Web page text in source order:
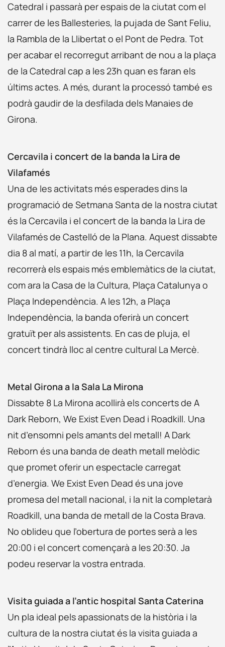
Catedral i passarà per espais de la ciutat com el
carrer de les Ballesteries, la pujada de Sant Feliu,
la Rambla de la Llibertat o el Pont de Pedra. Tot
per acabar el recorregut arribant de nou a la plaça
de la Catedral cap a les 23h quan es faran els
últims actes. A més, durant la processó també es
podrà gaudir de la desfilada dels Manaies de
Girona.
Cercavila i concert de la banda la Lira de
Vilafamés
Una de les activitats més esperades dins la
programació de Setmana Santa de la nostra ciutat
és la Cercavila i el concert de la banda la Lira de
Vilafamés de Castelló de la Plana. Aquest dissabte
dia 8 al matí, a partir de les 11h, la Cercavila
recorrerà els espais més emblemàtics de la ciutat,
com ara la Casa de la Cultura, Plaça Catalunya o
Plaça Independència. A les 12h, a Plaça
Independència, la banda oferirà un concert
gratuït per als assistents. En cas de pluja, el
concert tindrà lloc al centre cultural La Mercè.
Metal Girona a la Sala La Mirona
Dissabte 8 La Mirona acollirà els concerts de A
Dark Reborn, We Exist Even Dead i Roadkill. Una
nit d’ensomni pels amants del metall! A Dark
Reborn és una banda de death metall melòdic
que promet oferir un espectacle carregat
d’energia. We Exist Even Dead és una jove
promesa del metall nacional, i la nit la completarà
Roadkill, una banda de metall de la Costa Brava.
No oblideu que l’obertura de portes serà a les
20:00 i el concert començarà a les 20:30. Ja
podeu reservar la vostra entrada.
Visita guiada a l’antic hospital Santa Caterina
Un pla ideal pels apassionats de la història i la
cultura de la nostra ciutat és la visita guiada a